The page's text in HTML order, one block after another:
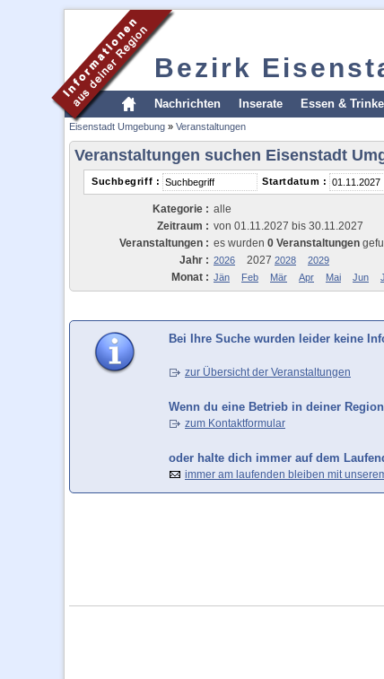
Bezirk
Nachrichten Inserate Essen &
Eisenstadt Umgebung » Veranstaltungen
Veranstaltungen suchen Eisenstadt
Suchbegriff : Startdatum :
Kategorie : alle
Zeitraum : von 01.11.2027 bis 30.11.2027
Veranstaltungen : es wurden 0 Veranstaltungen
Jahr : 2026 2027 2028 2029
Monat : Jän Feb Mär Apr Mai Jun
Bei Ihre Suche wurden leider keine
zur Übersicht der Veranstaltungen
Wenn du eine Betrieb in deiner
zum Kontaktformular
oder halte dich immer auf dem
immer am laufenden bleiben mit